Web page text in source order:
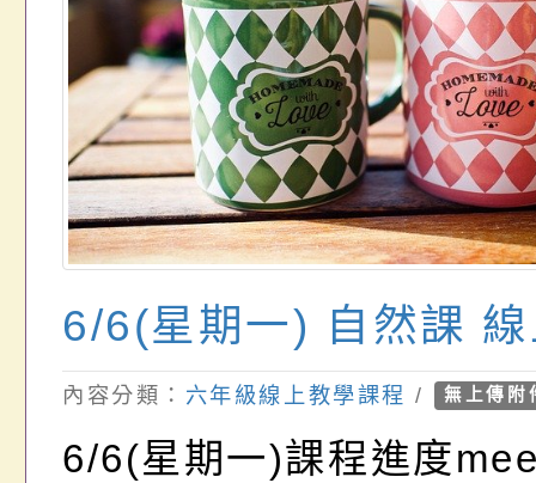
6/6(星期一) 自然課
內容分類： 六年級線上教學課程 / 無上傳附
6/6(星期一)課程進度